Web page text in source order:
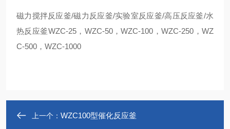
磁力搅拌反应釜/磁力反应釜/实验室反应釜/高压反应釜/水
热反应釜WZC-25，WZC-50，WZC-100，WZC-250，WZ
C-500，WZC-1000
上一个： WZC100型催化反应釜